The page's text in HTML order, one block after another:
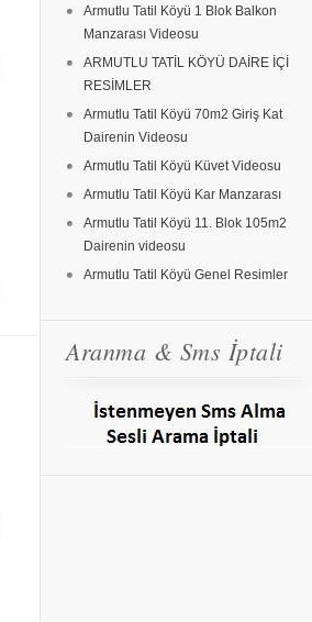
Armutlu Tatil Köyü 1 Blok Balkon
Manzarası Videosu
ARMUTLU TATİL KÖYÜ DAİRE İÇİ
RESİMLER
Armutlu Tatil Köyü 70m2 Giriş Kat
Dairenin Videosu
Armutlu Tatil Köyü Küvet Videosu
Armutlu Tatil Köyü Kar Manzarası
Armutlu Tatil Köyü 11. Blok 105m2
Dairenin videosu
Armutlu Tatil Köyü Genel Resimler
Aranma & Sms İptali